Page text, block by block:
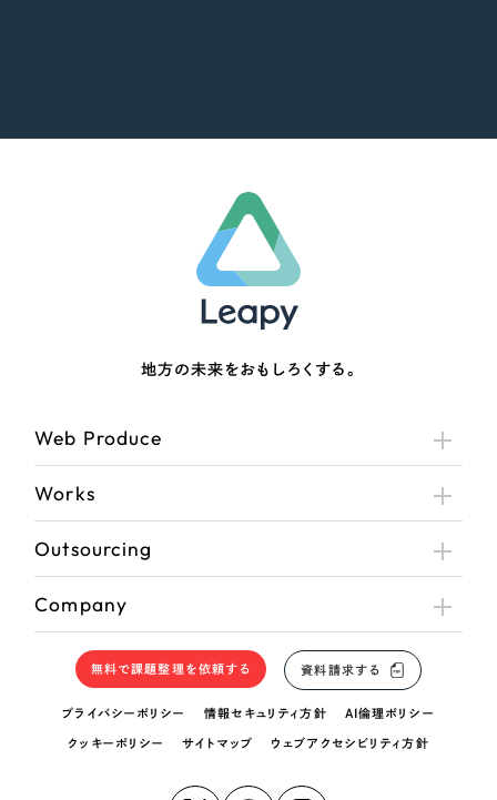
地方の未来をおもしろくする。
Web Produce
Works
Outsourcing
Company
無料で課題整理を依頼する 資料請求する
プライバシーポリシー 情報セキュリティ方針 AI倫理ポリシー
クッキーポリシー サイトマップ ウェブアクセシビリティ方針